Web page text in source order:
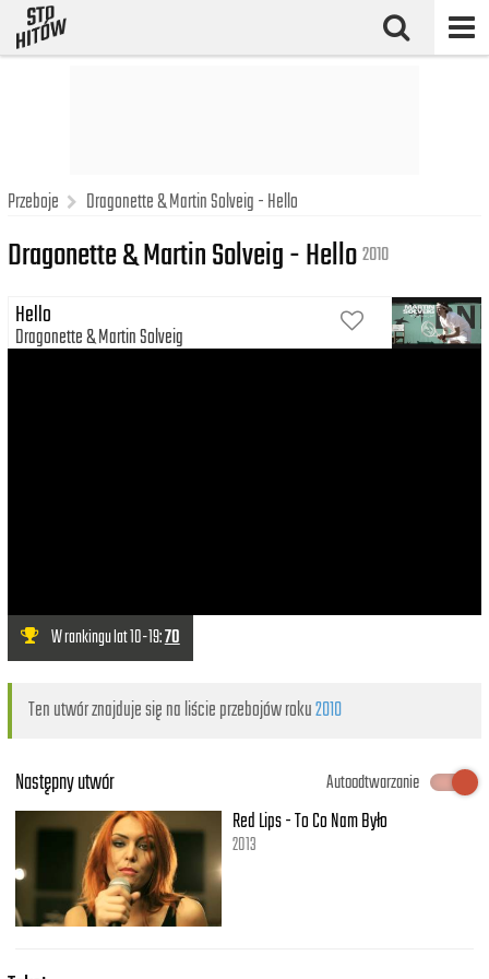
Przeboje Dragonette & Martin Solveig - Hello
Dragonette & Martin Solveig - Hello2010
Hello
Dragonette Martin Solveig
W rankingu lat 10-19:70
Ten utwór znajduje się na liście przebojów roku2010
Następny utwór
Autoodtwarzanie
Red Lips - To Co Nam Było
2013